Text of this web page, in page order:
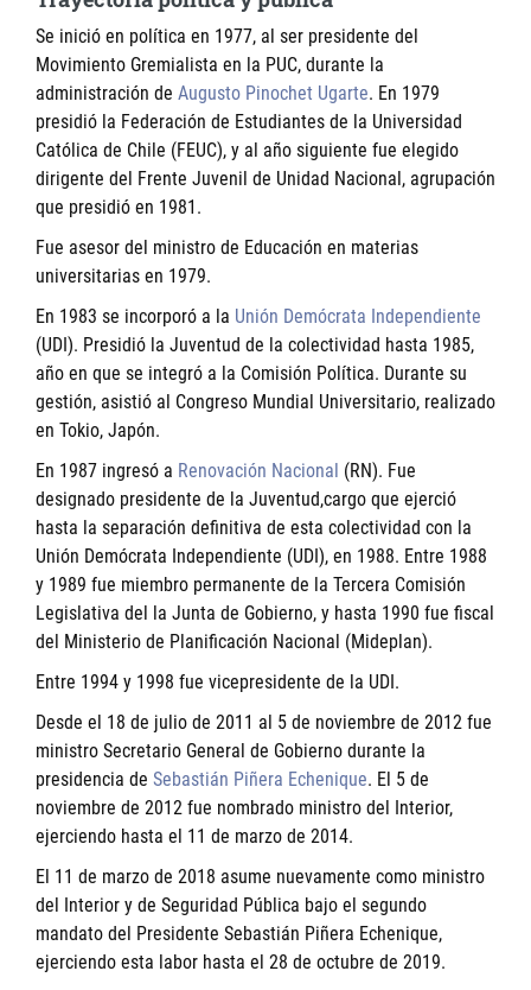
Se inició en política en 1977, al ser presidente del
Movimiento Gremialista en la PUC, durante la
administración de Augusto Pinochet Ugarte. En 1979
presidió la Federación de Estudiantes de la Universidad
Católica de Chile (FEUC), y al año siguiente fue elegido
dirigente del Frente Juvenil de Unidad Nacional, agrupación
que presidió en 1981.
Fue asesor del ministro de Educación en materias
universitarias en 1979.
En 1983 se incorporó a la Unión Demócrata Independiente
(UDI). Presidió la Juventud de la colectividad hasta 1985,
año en que se integró a la Comisión Política. Durante su
gestión, asistió al Congreso Mundial Universitario, realizado
en Tokio, Japón.
En 1987 ingresó a Renovación Nacional (RN). Fue
designado presidente de la Juventud,cargo que ejerció
hasta la separación definitiva de esta colectividad con la
Unión Demócrata Independiente (UDI), en 1988. Entre 1988
y 1989 fue miembro permanente de la Tercera Comisión
Legislativa del la Junta de Gobierno, y hasta 1990 fue fiscal
del Ministerio de Planificación Nacional (Mideplan).
Entre 1994 y 1998 fue vicepresidente de la UDI.
Desde el 18 de julio de 2011 al 5 de noviembre de 2012 fue
ministro Secretario General de Gobierno durante la
presidencia de Sebastián Piñera Echenique. El 5 de
noviembre de 2012 fue nombrado ministro del Interior,
ejerciendo hasta el 11 de marzo de 2014.
El 11 de marzo de 2018 asume nuevamente como ministro
del Interior y de Seguridad Pública bajo el segundo
mandato del Presidente Sebastián Piñera Echenique,
ejerciendo esta labor hasta el 28 de octubre de 2019.